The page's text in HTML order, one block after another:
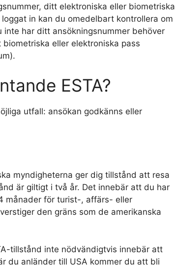
ditt elektroniska eller biometriska
in kan du omedelbart kontrollera om
har ditt ansökningsnummer behöver
eller elektroniska pass
ESTA?
utfall: ansökan godkänns eller
myndigheterna ger dig tillstånd att resa
är giltigt i två år. Det innebär att du har
månader för turist-, affärs- eller
den gräns som de amerikanska
tillstånd inte nödvändigtvis innebär att
du anländer till USA kommer du att bli